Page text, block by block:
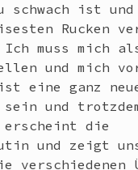
schwach ist
Rucken
muss mich
und mich
eine ganz
sein und
erscheint die
und zeigt
verschiedenen